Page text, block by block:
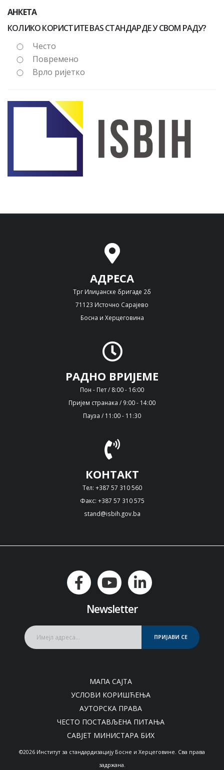
АНКЕТА
КОЛИКО КОРИСТИТЕ BAS СТАНДАРДЕ У СВОМ РАДУ?
Често
Повремено
Врло ријетко
АДРЕСА
Трг Илиџанске бригаде 2б
71123 Источно Сарајево
Босна и Херцеговина
РАДНО ВРИЈЕМЕ
Пон - Пет / 8:00 - 16:00
Пријем странака / 9:00 - 14:00
Пауза / 11:00 - 11:30
КОНТАКТ
Тел: +387 57 310 560
Факс: +387 57 310 575
stand@isbih.gov.ba
Newsletter
ПРИЈАВИ СЕ
МАПА САЈТА
УСЛОВИ КОРИШЋЕЊА
АУТОРСКА ПРАВА
ЧЕСТО ПОСТАВЉЕНА ПИТАЊА
САВЈЕТ МИНИСТАРА БИХ
©2026 Институт за стандардизацију Босне и Херцеговине. Сва права
задржана.